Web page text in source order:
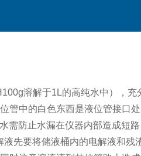
解于1L的高纯水中），
管中的白色东西是液位管接口处
需防止水漏在仪器内部造成短路
解液先要将储液桶内的电解液和